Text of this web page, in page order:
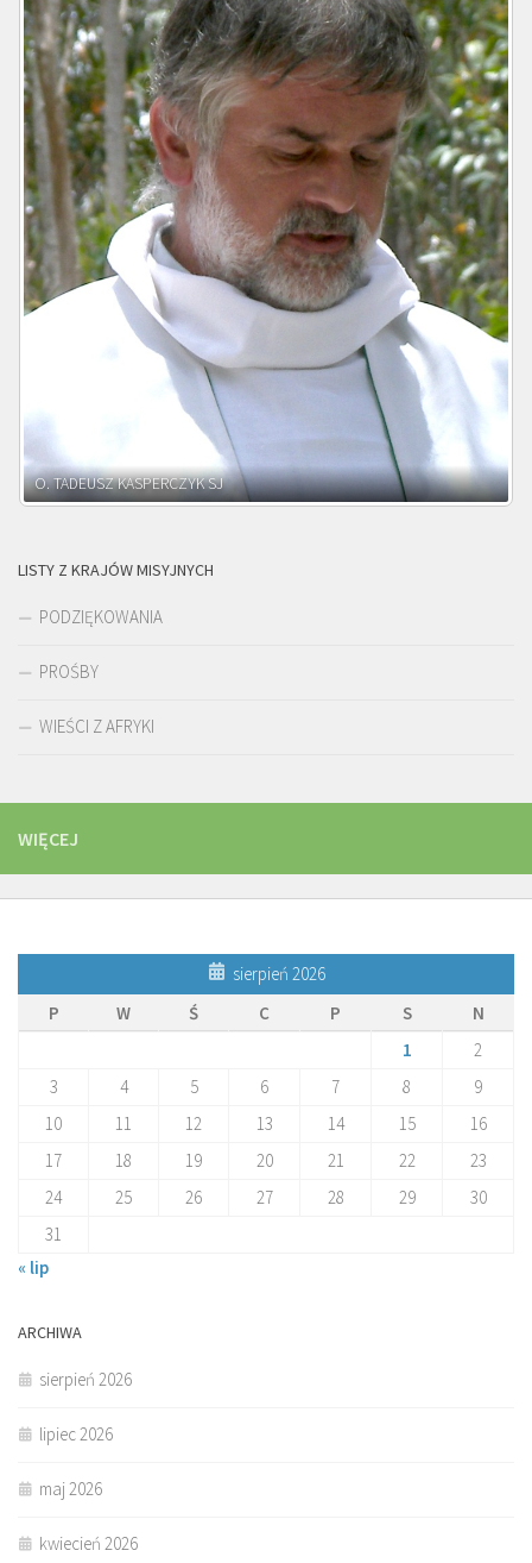
O. ADNRZEJ LEŚNIARA SJ
LISTY Z KRAJÓW MISYJNYCH
PODZIĘKOWANIA
PROŚBY
WIEŚCI Z AFRYKI
WIĘCEJ
sierpień 2026
P
W Ś C P S
N
1
2
3
4 5 6 7 8
9
10
11 12 13 14 15
16
17
18 19 20 21 22
23
24
25 26 27 28 29
30
31
« lip
ARCHIWA
sierpień 2026
lipiec 2026
maj 2026
kwiecień 2026